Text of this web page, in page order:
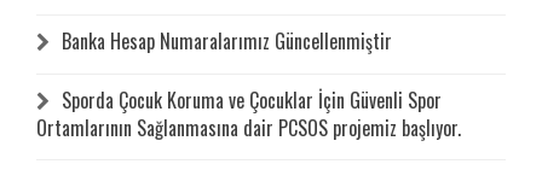
Banka Hesap Numaralarımız Güncellenmiştir
Sporda Çocuk Koruma ve Çocuklar İçin Güvenli Spor
Ortamlarının Sağlanmasına dair PCSOS projemiz başlıyor.